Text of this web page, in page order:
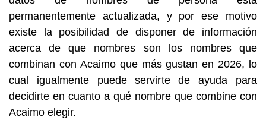
permanentemente actualizada, y por ese motivo
existe la posibilidad de disponer de información
acerca de que nombres son los nombres que
combinan con Acaimo que más gustan en 2026, lo
cual igualmente puede servirte de ayuda para
decidirte en cuanto a qué nombre que combine con
Acaimo elegir.